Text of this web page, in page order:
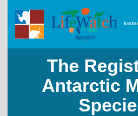
The
Antarctic